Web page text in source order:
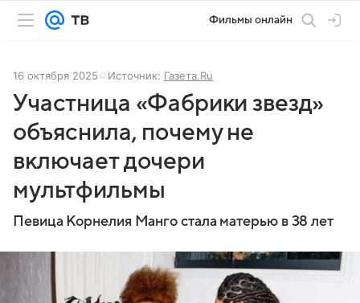
Фильмы онлайн
16 октября 2025 Источник: Газета.Ru
Участница «Фабрики звезд»
объяснила, почему не
включает дочери
мультфильмы
Певица Корнелия Манго стала матерью в 38 лет